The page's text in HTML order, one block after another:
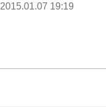
2015.01.07 19:19